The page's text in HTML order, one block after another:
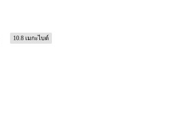
10.8 เมกะไบต์